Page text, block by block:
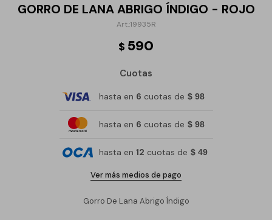
GORRO DE LANA ABRIGO ÍNDIGO - ROJO
19935R
$ 590
Cuotas
hasta en 6 cuotas de $ 98
hasta en 6 cuotas de $ 98
hasta en 12 cuotas de $ 49
Ver más medios de pago
Gorro De Lana Abrigo Índigo